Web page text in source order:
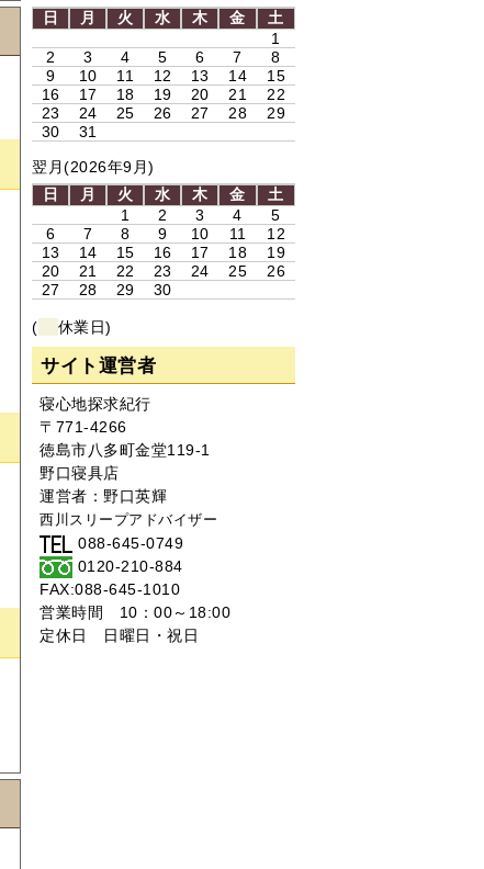
日
月 火 水 木 金
土
1
2
3 4 5 6 7
8
9
10 11 12 13 14
15
16
17 18 19 20 21
22
23
24 25 26 27 28
29
30
31
翌月(2026年9月)
日
月 火 水 木 金
土
1
2 3 4
5
6
7 8 9 10 11
12
13
14 15 16 17 18
19
20
21 22 23 24 25
26
27
28 29 30
( 休業日)
サイト運営者
寝心地探求紀行
〒771-4266
徳島市八多町金堂119-1
野口寝具店
運営者： 野口英輝
西川スリープアドバイザー
088-645-0749
0120-210-884
FAX:088-645-1010
営業時間 10：00～18:00
定休日 日曜日・祝日